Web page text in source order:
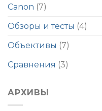
f/1.8
Canon (7)
Обзоры и тесты (4)
Объективы (7)
Сравнения (3)
АРХИВЫ